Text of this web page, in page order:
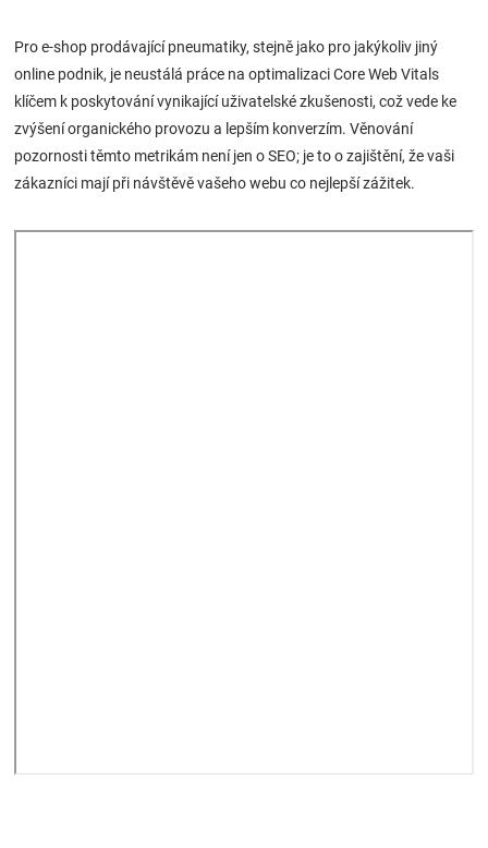
Pro e-shop prodávající pneumatiky, stejně jako pro jakýkoliv jiný
online podnik, je neustálá práce na optimalizaci Core Web Vitals
klíčem k poskytování vynikající uživatelské zkušenosti, což vede ke
zvýšení organického provozu a lepším konverzím. Věnování
pozornosti těmto metrikám není jen o SEO; je to o zajištění, že vaši
zákazníci mají při návštěvě vašeho webu co nejlepší zážitek.